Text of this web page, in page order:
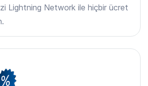
Lightning Network ile hiçbir ücret